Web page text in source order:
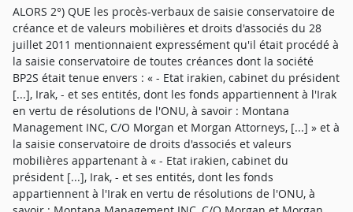
ALORS 2°) QUE les procès-verbaux de saisie conservatoire de
créance et de valeurs mobilières et droits d'associés du 28
juillet 2011 mentionnaient expressément qu'il était procédé à
la saisie conservatoire de toutes créances dont la société
BP2S était tenue envers : « - Etat irakien, cabinet du président
[...], Irak, - et ses entités, dont les fonds appartiennent à l'Irak
en vertu de résolutions de l'ONU, à savoir : Montana
Management INC, C/O Morgan et Morgan Attorneys, [...] » et à
la saisie conservatoire de droits d'associés et valeurs
mobilières appartenant à « - Etat irakien, cabinet du
président [...], Irak, - et ses entités, dont les fonds
appartiennent à l'Irak en vertu de résolutions de l'ONU, à